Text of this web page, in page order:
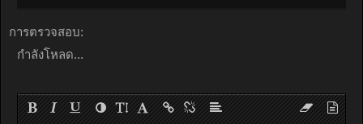
การตรวจสอบ:
กำลังโหลด...